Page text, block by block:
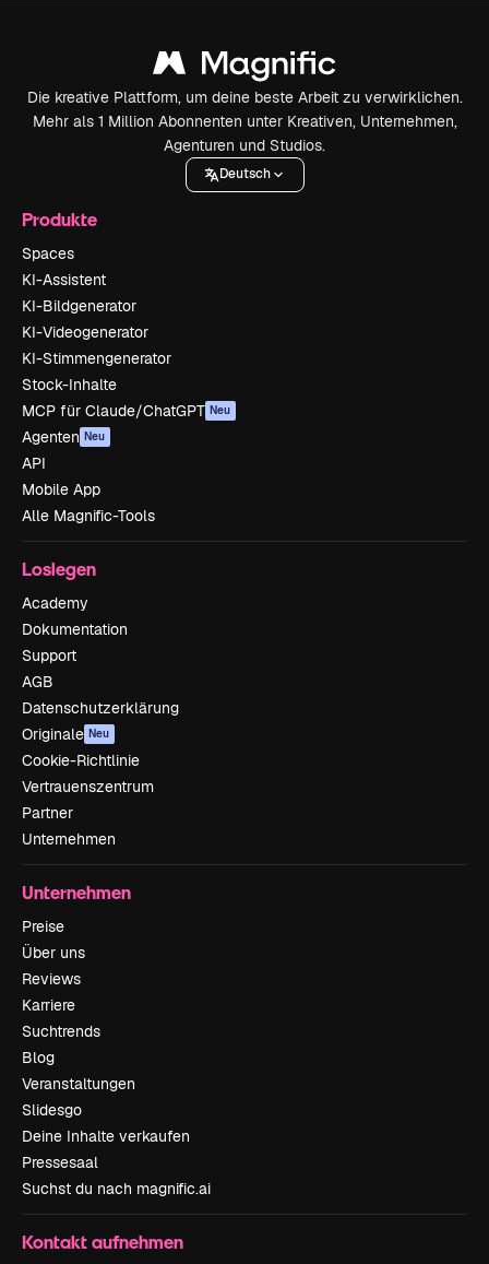
Die kreative Plattform, um deine beste Arbeit zu verwirklichen.
Mehr als 1 Million Abonnenten unter Kreativen, Unternehmen,
Agenturen und Studios.
Deutsch
Produkte
Spaces
KI-Assistent
KI-Bildgenerator
KI-Videogenerator
KI-Stimmengenerator
Stock-Inhalte
MCP für Claude/ChatGPT Neu
Agenten Neu
API
Mobile App
Alle Magnific-Tools
Loslegen
Academy
Dokumentation
Support
AGB
Datenschutzerklärung
Originale Neu
Cookie-Richtlinie
Vertrauenszentrum
Partner
Unternehmen
Unternehmen
Preise
Über uns
Reviews
Karriere
Suchtrends
Blog
Veranstaltungen
Slidesgo
Deine Inhalte verkaufen
Pressesaal
Suchst du nach magnific.ai
Kontakt aufnehmen